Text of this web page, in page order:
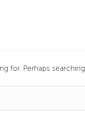
for. Perhaps